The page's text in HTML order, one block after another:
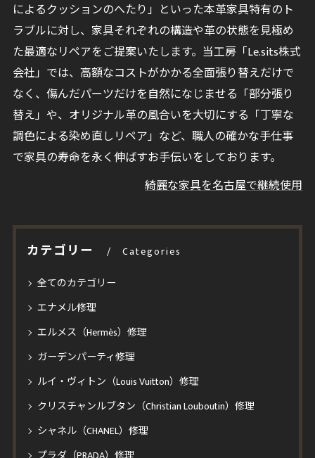
によるクッションのへたり」といった本革家具特有のト
ラブルに対し、家具それぞれの構造や革の状態を見極め
た最適なリペアをご提案いたします。当工房「Le.sits株式
会社」では、高額なコストがかかる全面張り替えだけで
なく、傷んだパーツだけを自然になじませる「部分張り
替え」や、オリジナル革の風合いを大切にする「丁寧な
調色による染め直しリペア」など、職人の確かな手仕事
で家具の寿命を永く伸ばすお手伝いをしております。
綺麗な家具を名古屋で継続使用
カテゴリー Categories
全てのカテゴリー
エナメル修理
エルメス（Hermès）修理
ガーデンパーティ修理
ルイ・ヴィトン（Louis Vuitton）修理
クリスチャンルブタン（Christian Louboutin）修理
シャネル（CHANEL）修理